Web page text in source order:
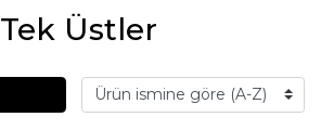
Tek Üstler